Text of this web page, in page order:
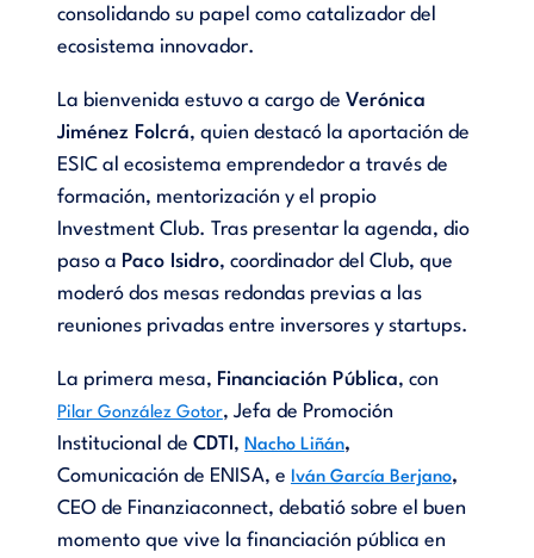
consolidando su papel como catalizador del
ecosistema innovador.
La bienvenida estuvo a cargo de Verónica
Jiménez Folcrá, quien destacó la aportación de
ESIC al ecosistema emprendedor a través de
formación, mentorización y el propio
Investment Club. Tras presentar la agenda, dio
paso a Paco Isidro, coordinador del Club, que
moderó dos mesas redondas previas a las
reuniones privadas entre inversores y startups.
La primera mesa, Financiación Pública, con
Pilar González Gotor, Jefa de Promoción
Institucional de CDTI , Nacho Liñán,
Comunicación de ENISA, e Iván García Berjano,
CEO de Finanziaconnect, debatió sobre el buen
momento que vive la financiación pública en